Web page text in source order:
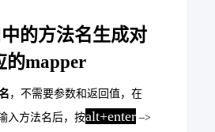
的方法名生成对
的mapper
，不需要参数和返回值，在
入方法名后，按alt+enter–>